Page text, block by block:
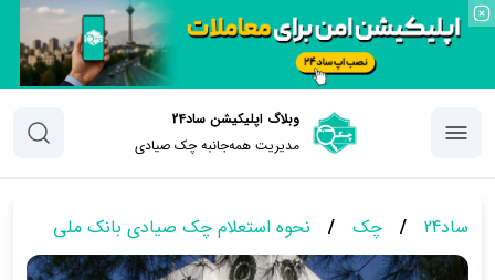
وبلاگ اپلیکیشن ساد24
مدیریت همه‌جانبه چک‌ صیادی
ساد24 / چک / نحوه استعلام چک صیادی بانک ملی